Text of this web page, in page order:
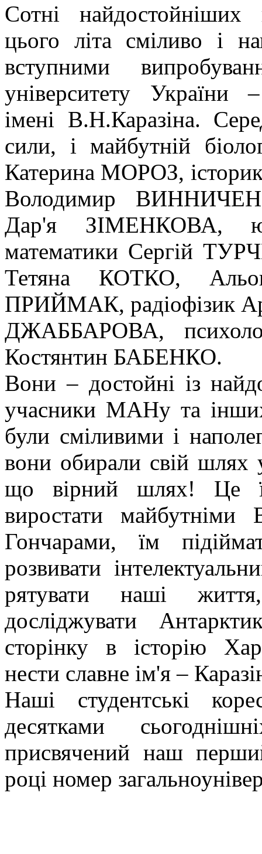
Сотні найдостойніших
цього літа сміливо і
вступними
університету України
імені В.Н.Каразіна.
сили, і майбутній
Катерина МОРОЗ,
Володимир
Дар'я ЗІМЕНКОВА,
математики Сергій
Тетяна КОТКО,
ПРИЙМАК, радіофізик
ДЖАББАРОВА,
Костянтин БАБЕНКО.
Вони – достойні із
учасники МАНу та
були сміливими і
вони обирали свій шлях
що вірний шлях! Це
виростати майбутніми
Гончарами, їм
розвивати
рятувати наші
досліджувати
сторінку в історію
нести славне ім'я –
Наші студентські
десятками
присвячений наш
році номер